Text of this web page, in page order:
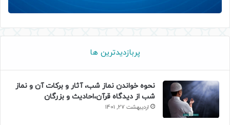
پربازدیدترین ها
نحوه خواندن نماز شب، آثار و برکات آن و نماز
شب از دیدگاه قرآن،احادیث و بزرگان
اردیبهشت 27, 1401